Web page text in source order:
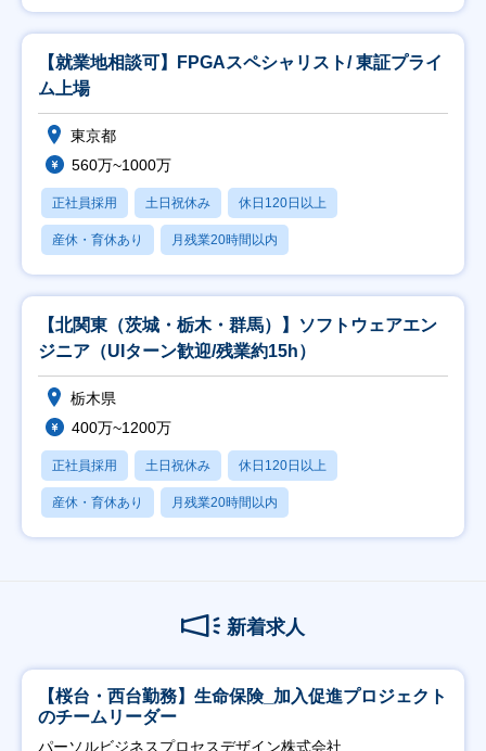
【就業地相談可】FPGAスペシャリスト/ 東証プライ
ム上場
東京都
560万~1000万
正社員採用 土日祝休み 休日120日以上
産休・育休あり 月残業20時間以内
【北関東（茨城・栃木・群馬）】ソフトウェアエン
ジニア（UIターン歓迎/残業約15h）
栃木県
400万~1200万
正社員採用 土日祝休み 休日120日以上
産休・育休あり 月残業20時間以内
新着求人
【桜台・西台勤務】生命保険_加入促進プロジェクト
のチームリーダー
パーソルビジネスプロセスデザイン株式会社